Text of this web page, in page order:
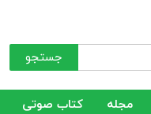
جستجو
مجله کتاب صوتی